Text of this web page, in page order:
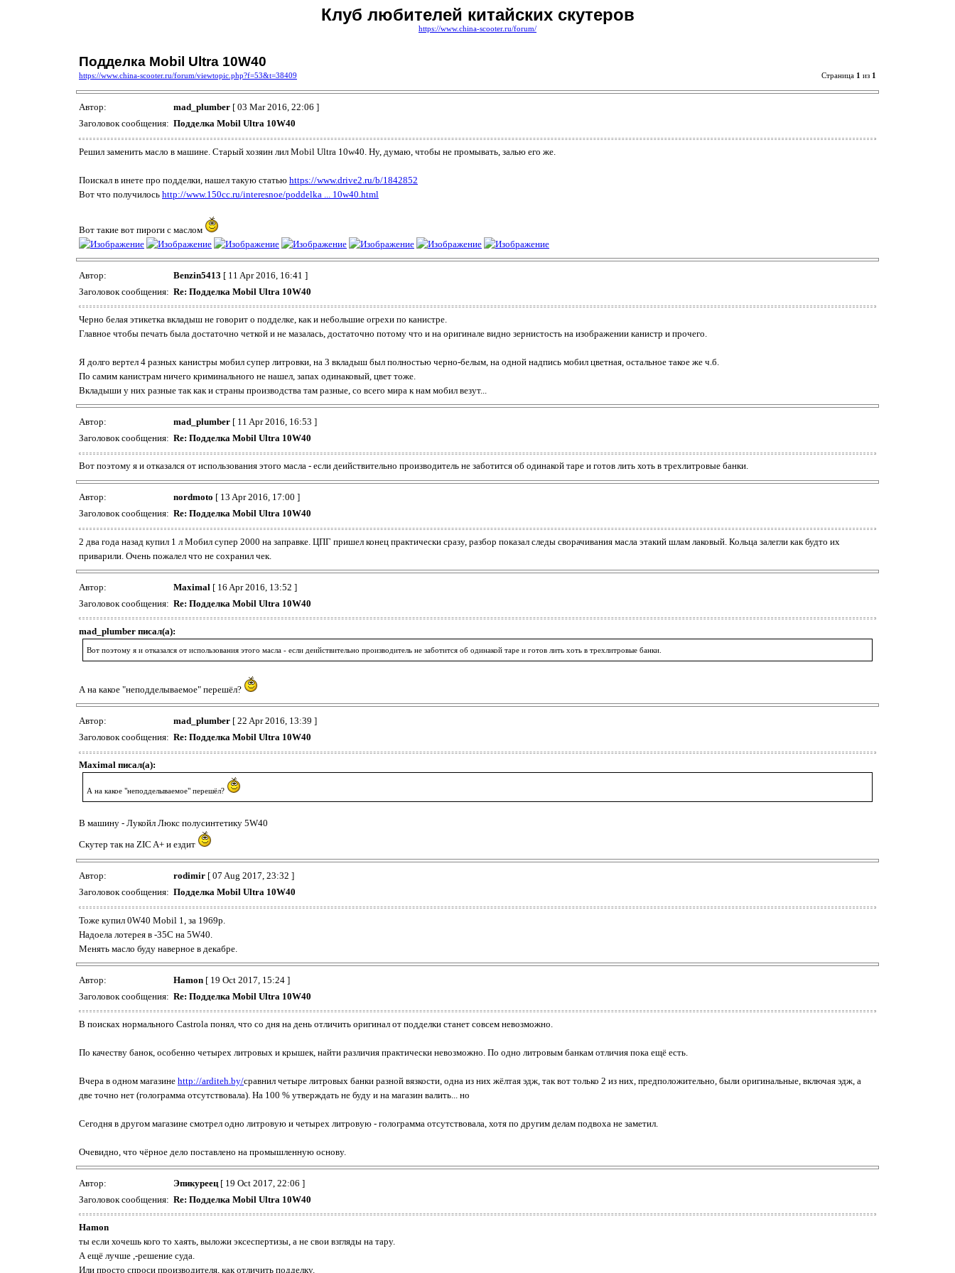
Клуб любителей китайских скутеров
https://www.china-scooter.ru/forum/
Подделка Mobil Ultra 10W40
https://www.china-scooter.ru/forum/viewtopic.php?f=53&t=38409 Страница 1 из 1
Автор: mad_plumber [ 03 Mar 2016, 22:06 ]
Заголовок сообщения: Подделка Mobil Ultra 10W40
Решил заменить масло в машине. Старый хозяин лил Mobil Ultra 10w40. Ну, думаю, чтобы не промывать, залью его же.
Поискал в инете про подделки, нашел такую статью https://www.drive2.ru/b/1842852
Вот что получилось http://www.150cc.ru/interesnoe/poddelka ... 10w40.html
Вот такие вот пироги с маслом
Автор: Benzin5413 [ 11 Apr 2016, 16:41 ]
Заголовок сообщения: Re: Подделка Mobil Ultra 10W40
Черно белая этикетка вкладыш не говорит о подделке, как и небольшие огрехи по канистре.
Главное чтобы печать была достаточно четкой и не мазалась, достаточно потому что и на оригинале видно зернистость на изображении канистр и прочего.
Я долго вертел 4 разных канистры мобил супер литровки, на 3 вкладыш был полностью черно-белым, на одной надпись мобил цветная, остальное такое же ч.б.
По самим канистрам ничего криминального не нашел, запах одинаковый, цвет тоже.
Вкладыши у них разные так как и страны производства там разные, со всего мира к нам мобил везут...
Автор: mad_plumber [ 11 Apr 2016, 16:53 ]
Заголовок сообщения: Re: Подделка Mobil Ultra 10W40
Вот поэтому я и отказался от использования этого масла - если деийствительно производитель не заботится об одинакой таре и готов лить хоть в трехлитровые банки.
Автор: nordmoto [ 13 Apr 2016, 17:00 ]
Заголовок сообщения: Re: Подделка Mobil Ultra 10W40
2 два года назад купил 1 л Мобил супер 2000 на заправке. ЦПГ пришел конец практически сразу, разбор показал следы сворачивания масла этакий шлам лаковый. Кольца залегли как будто их
приварили. Очень пожалел что не сохранил чек.
Автор: Maximal [ 16 Apr 2016, 13:52 ]
Заголовок сообщения: Re: Подделка Mobil Ultra 10W40
mad_plumber писал(а):
Вот поэтому я и отказался от использования этого масла - если деийствительно производитель не заботится об одинакой таре и готов лить хоть в трехлитровые банки.
А на какое "неподделываемое" перешёл?
Автор: mad_plumber [ 22 Apr 2016, 13:39 ]
Заголовок сообщения: Re: Подделка Mobil Ultra 10W40
Maximal писал(а):
А на какое "неподделываемое" перешёл?
В машину - Лукойл Люкс полусинтетику 5W40
Скутер так на ZIC A+ и ездит
Автор: rodimir [ 07 Aug 2017, 23:32 ]
Заголовок сообщения: Подделка Mobil Ultra 10W40
Тоже купил 0W40 Mobil 1, за 1969р.
Надоела лотерея в -35С на 5W40.
Менять масло буду наверное в декабре.
Автор: Hamon [ 19 Oct 2017, 15:24 ]
Заголовок сообщения: Re: Подделка Mobil Ultra 10W40
В поисках нормального Castrola понял, что со дня на день отличить оригинал от подделки станет совсем невозможно.
По качеству банок, особенно четырех литровых и крышек, найти различия практически невозможно. По одно литровым банкам отличия пока ещё есть.
Вчера в одном магазине http://arditeh.by/сравнил четыре литровых банки разной вязкости, одна из них жёлтая эдж, так вот только 2 из них, предположительно, были оригинальные, включая эдж, а
две точно нет (голограмма отсутствовала). На 100 % утверждать не буду и на магазин валить... но
Сегодня в другом магазине смотрел одно литровую и четырех литровую - голограмма отсутствовала, хотя по другим делам подвоха не заметил.
Очевидно, что чёрное дело поставлено на промышленную основу.
Автор: Эпикуреец [ 19 Oct 2017, 22:06 ]
Заголовок сообщения: Re: Подделка Mobil Ultra 10W40
Hamon
ты если хочешь кого то хаять, выложи эксеспертизы, а не свои взгляды на тару.
А ещё лучше ,-решение суда.
Или просто спроси производителя, как отличить подделку.